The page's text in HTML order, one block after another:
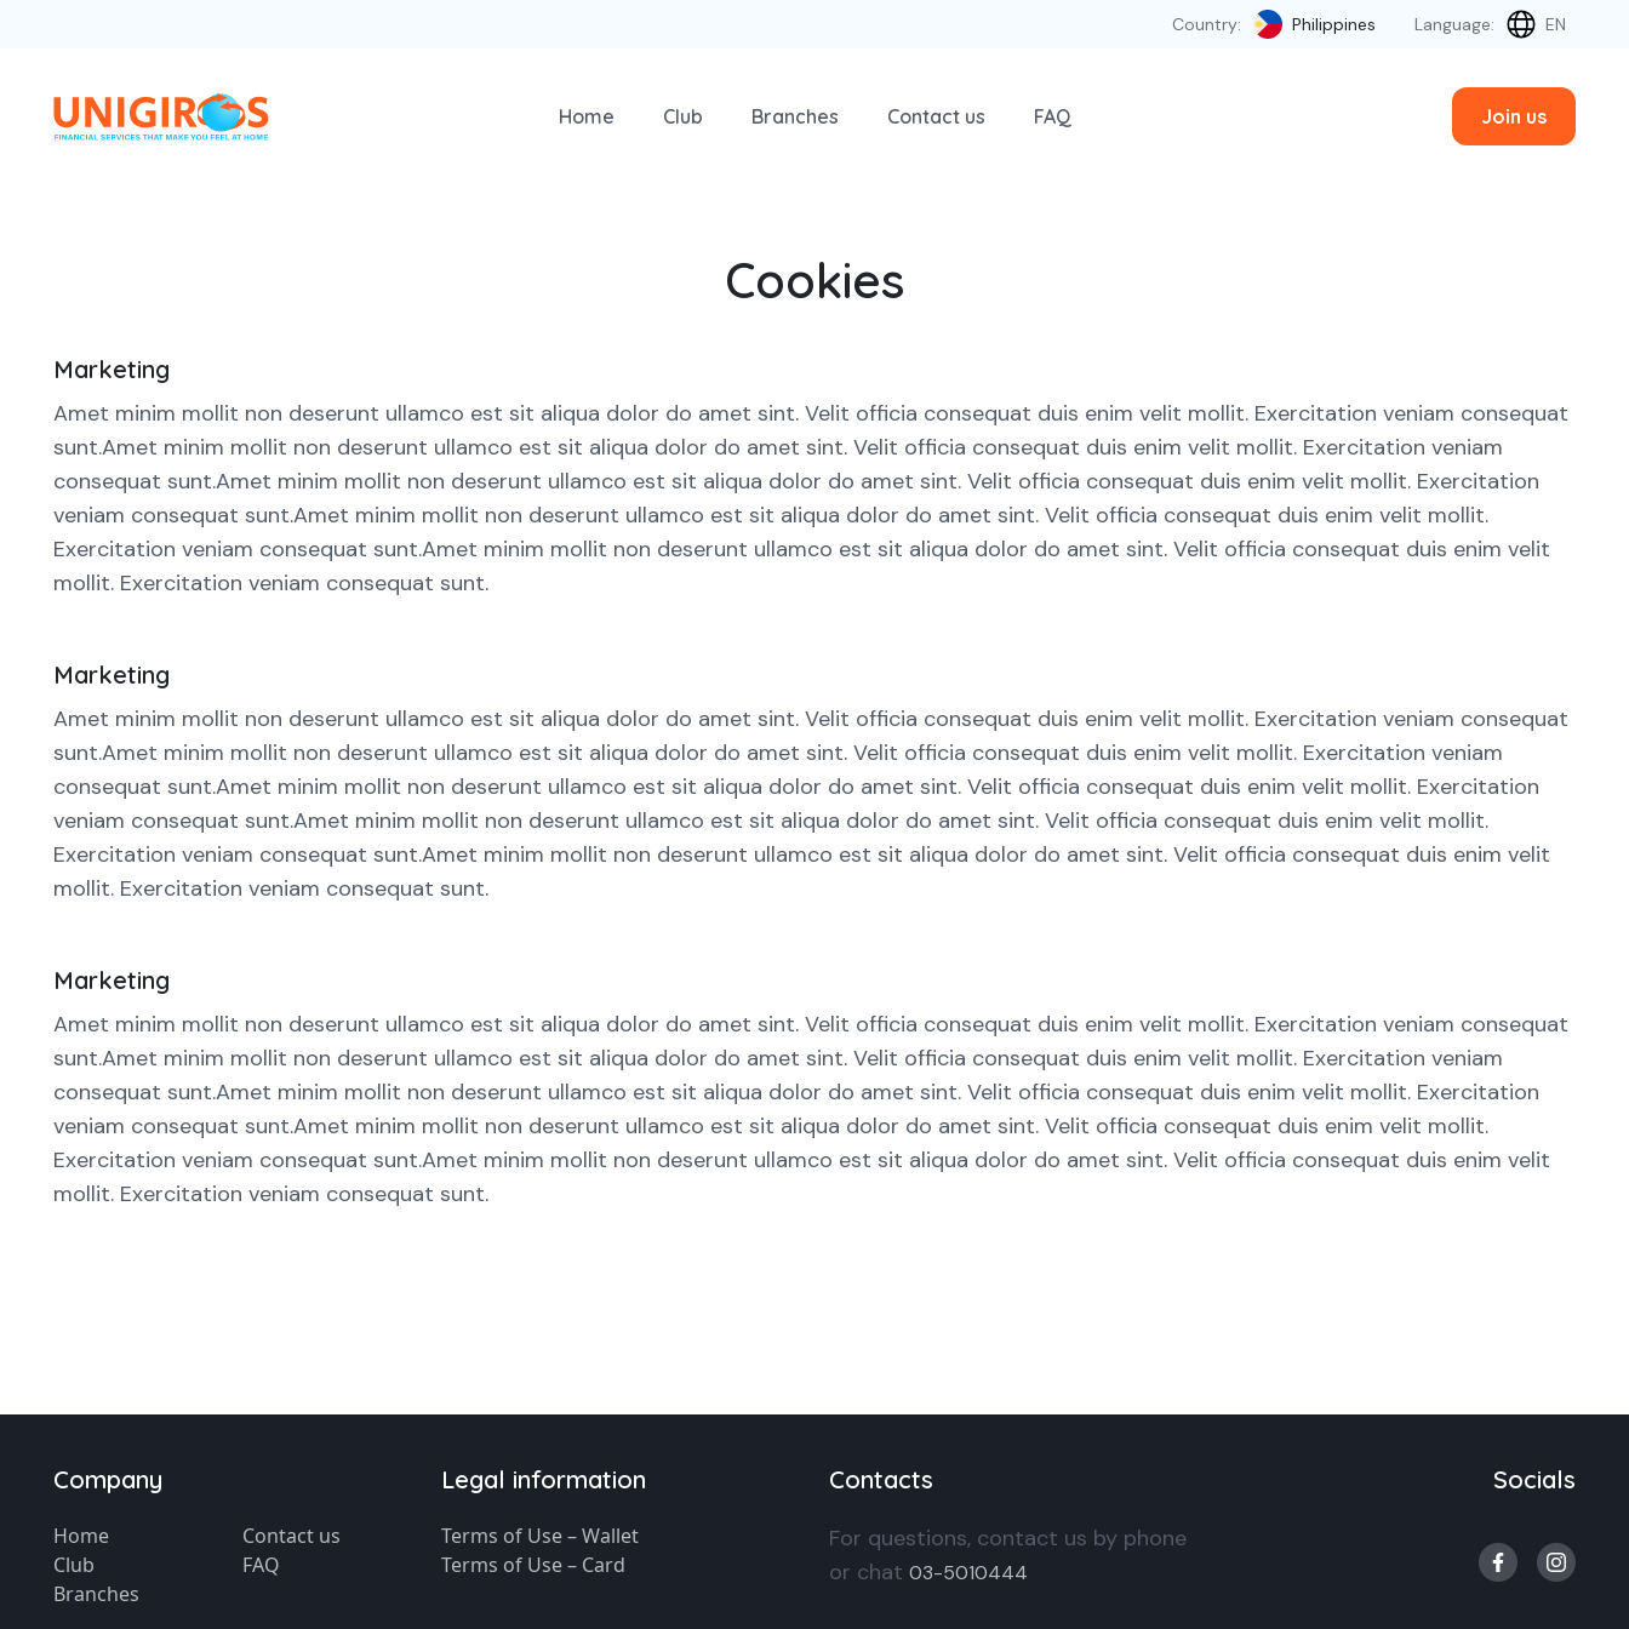
Country: Philippines Language: EN
Home Club Branches Contact us FAQ Join us
Cookies
Marketing
Amet minim mollit non deserunt ullamco est sit aliqua dolor do amet sint. Velit officia consequat duis enim velit mollit. Exercitation veniam consequat
sunt.Amet minim mollit non deserunt ullamco est sit aliqua dolor do amet sint. Velit officia consequat duis enim velit mollit. Exercitation veniam
consequat sunt.Amet minim mollit non deserunt ullamco est sit aliqua dolor do amet sint. Velit officia consequat duis enim velit mollit. Exercitation
veniam consequat sunt.Amet minim mollit non deserunt ullamco est sit aliqua dolor do amet sint. Velit officia consequat duis enim velit mollit.
Exercitation veniam consequat sunt.Amet minim mollit non deserunt ullamco est sit aliqua dolor do amet sint. Velit officia consequat duis enim velit
mollit. Exercitation veniam consequat sunt.
Marketing
Amet minim mollit non deserunt ullamco est sit aliqua dolor do amet sint. Velit officia consequat duis enim velit mollit. Exercitation veniam consequat
sunt.Amet minim mollit non deserunt ullamco est sit aliqua dolor do amet sint. Velit officia consequat duis enim velit mollit. Exercitation veniam
consequat sunt.Amet minim mollit non deserunt ullamco est sit aliqua dolor do amet sint. Velit officia consequat duis enim velit mollit. Exercitation
veniam consequat sunt.Amet minim mollit non deserunt ullamco est sit aliqua dolor do amet sint. Velit officia consequat duis enim velit mollit.
Exercitation veniam consequat sunt.Amet minim mollit non deserunt ullamco est sit aliqua dolor do amet sint. Velit officia consequat duis enim velit
mollit. Exercitation veniam consequat sunt.
Marketing
Amet minim mollit non deserunt ullamco est sit aliqua dolor do amet sint. Velit officia consequat duis enim velit mollit. Exercitation veniam consequat
sunt.Amet minim mollit non deserunt ullamco est sit aliqua dolor do amet sint. Velit officia consequat duis enim velit mollit. Exercitation veniam
consequat sunt.Amet minim mollit non deserunt ullamco est sit aliqua dolor do amet sint. Velit officia consequat duis enim velit mollit. Exercitation
veniam consequat sunt.Amet minim mollit non deserunt ullamco est sit aliqua dolor do amet sint. Velit officia consequat duis enim velit mollit.
Exercitation veniam consequat sunt.Amet minim mollit non deserunt ullamco est sit aliqua dolor do amet sint. Velit officia consequat duis enim velit
mollit. Exercitation veniam consequat sunt.
Company
Home
Club
Branches
Contact us
FAQ
Legal information
Terms of Use – Wallet
Terms of Use – Card
Contacts
For questions, contact us by phone
or chat 03-5010444
Socials